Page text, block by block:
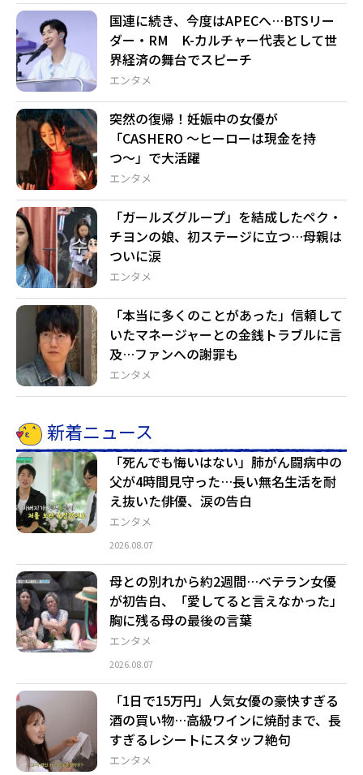
エンタメ
国連に続き、今度はAPECへ…BTSリー
ダー・RM K-カルチャー代表として世
界経済の舞台でスピーチ
エンタメ
突然の復帰！妊娠中の女優が
「CASHERO 〜ヒーローは現金を持
つ〜」で大活躍
エンタメ
「ガールズグループ」を結成したペク・
チヨンの娘、初ステージに立つ…母親は
ついに涙
エンタメ
「本当に多くのことがあった」信頼して
いたマネージャーとの金銭トラブルに言
及…ファンへの謝罪も
新着ニュース
エンタメ
「死んでも悔いはない」肺がん闘病中の
父が4時間見守った…長い無名生活を耐
え抜いた俳優、涙の告白
2026.08.07
エンタメ
母との別れから約2週間…ベテラン女優
が初告白、「愛してると言えなかった」
胸に残る母の最後の言葉
2026.08.07
エンタメ
「1日で15万円」人気女優の豪快すぎる
酒の買い物…高級ワインに焼酎まで、長
すぎるレシートにスタッフ絶句